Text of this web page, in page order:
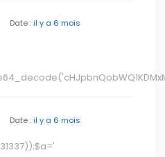
Date :il y a 6 mois
Date :il y a 6 mois